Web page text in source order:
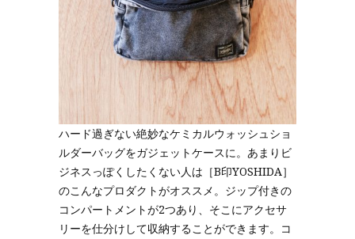
ハード過ぎない絶妙なケミカルウォッシュショ
ルダーバッグをガジェットケースに。あまりビ
ジネスっぽくしたくない人は［B印YOSHIDA］
のこんなプロダクトがオススメ。ジップ付きの
コンパートメントが2つあり、そこにアクセサ
リーを仕分けして収納することができます。コ